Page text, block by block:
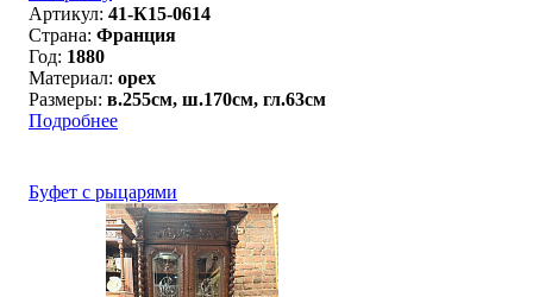
Артикул: 41-К15-0614
Страна: Франция
Год: 1880
Материал: орех
Размеры: в.255см, ш.170см, гл.63см
Подробнее
Буфет с рыцарями